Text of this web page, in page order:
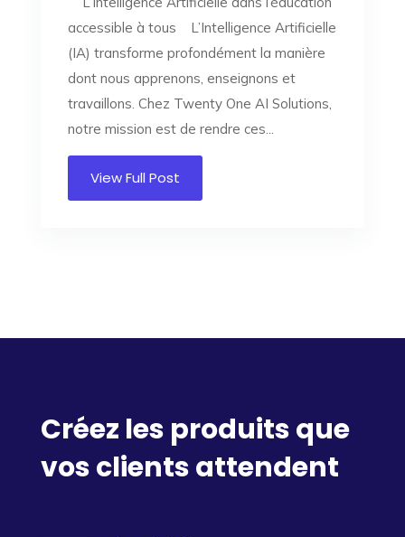
accessible à tous L’Intelligence Artificielle
(IA) transforme profondément la manière
dont nous apprenons, enseignons et
travaillons. Chez Twenty One AI Solutions,
notre mission est de rendre ces...
View Full Post
Créez les produits que
vos clients attendent